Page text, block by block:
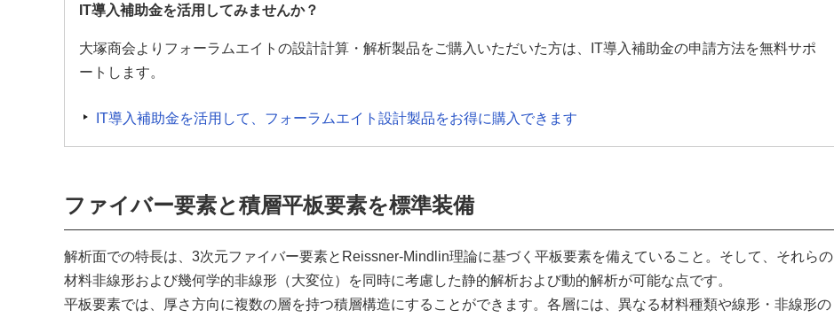
IT導入補助金を活用してみませんか？
大塚商会よりフォーラムエイトの設計計算・解析製品をご購入いただいた方は、IT導入補助金の申請方法を無料サポ
ートします。
IT導入補助金を活用して、フォーラムエイト設計製品をお得に購入できます
ファイバー要素と積層平板要素を標準装備
解析面での特長は、3次元ファイバー要素とReissner-Mindlin理論に基づく平板要素を備えていること。そして、それらの
材料非線形および幾何学的非線形（大変位）を同時に考慮した静的解析および動的解析が可能な点です。
平板要素では、厚さ方向に複数の層を持つ積層構造にすることができます。各層には、異なる材料種類や線形・非線形の